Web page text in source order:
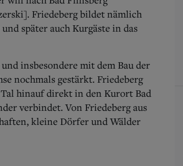
Friedeberg bildet nämlich
später auch Kurgäste in das
insbesondere mit dem Bau der
nochmals gestärkt. Friedeberg
hinauf direkt in den Kurort Bad
verbindet. Von Friedeberg aus
kleine Dörfer und Wälder